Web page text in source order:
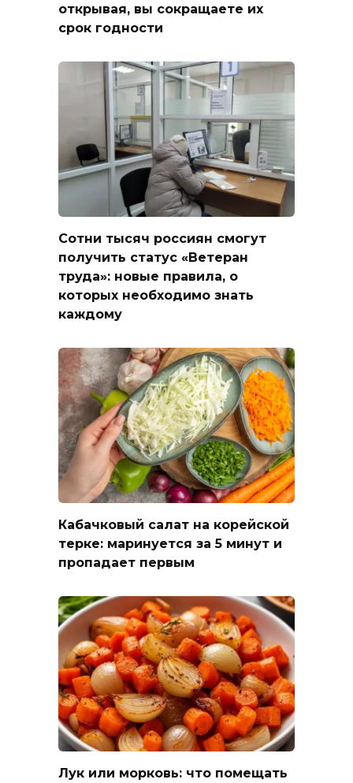
открывая, вы сокращаете их
срок годности
Сотни тысяч россиян смогут
получить статус «Ветеран
труда»: новые правила, о
которых необходимо знать
каждому
Кабачковый салат на корейской
терке: маринуется за 5 минут и
пропадает первым
Лук или морковь: что помещать